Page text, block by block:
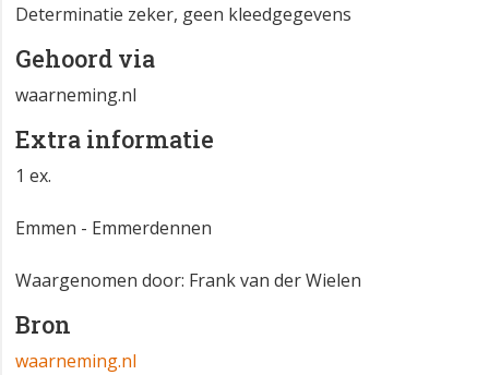
Determinatie zeker, geen kleedgegevens
Gehoord via
waarneming.nl
Extra informatie
1 ex.
Emmen - Emmerdennen
Waargenomen door: Frank van der Wielen
Bron
waarneming.nl